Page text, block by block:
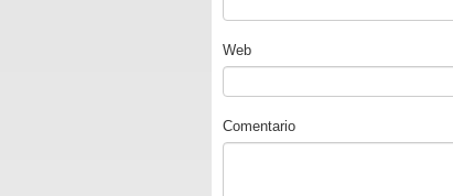
Web
Comentario